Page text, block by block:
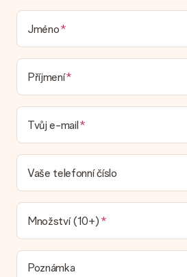
která by zabalila váš dárek. Dárky
balení. To znamená, že váš dar je
Dodací lhůta, možnosti
doručení
Mohu si vybrat datum dodání?
Není možné zvolit konkrétní datum
Jaká je dodací lhůta a kdy
Dodací lhůtu naleznete na stránce
náš dopravce vám dodá váš dárek.
Jaké možnosti doručení si mohu
V současné době není možné zvolit
který chcete objednat, je buď odeslán
doručování poštovní schránky.
možnost spadá vaše objednávka?
zákaznický servis.
Jméno
Příjmení
Tvůj e-mail
Vaše telefonní číslo
Množství (10+)
Poznámka